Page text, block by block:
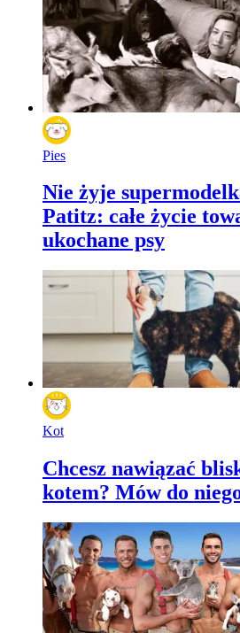
Pies
Nie żyje
Patitz: całe życie
ukochane psy
Kot
Chcesz nawiązać
kotem? Mów do